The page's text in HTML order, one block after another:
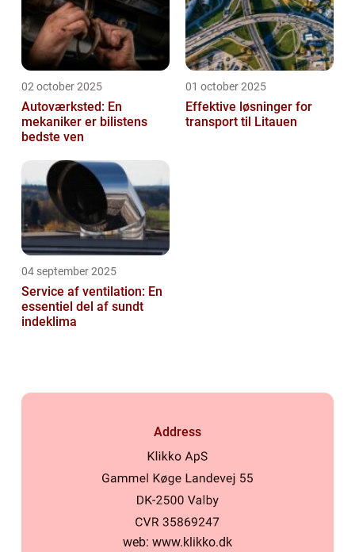
02 october 2025
Autoværksted: En
mekaniker er bilistens
bedste ven
01 october 2025
Effektive løsninger for
transport til Litauen
04 september 2025
Service af ventilation: En
essentiel del af sundt
indeklima
Address
web: www.klikko.dk